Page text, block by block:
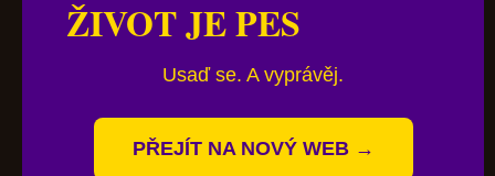
ŽIVOT JE PES
Usaď se. A vyprávěj.
PŘEJÍT NA NOVÝ WEB →